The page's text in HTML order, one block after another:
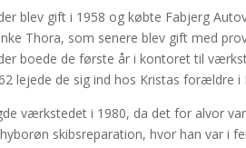
blev gift i 1958 og købte Fabjerg
Thora, som senere blev gift med
boede de første år i kontoret til
lejede de sig ind hos Kristas forældre
værkstedet i 1980, da det for alvor
skibsreparation, hvor han var i